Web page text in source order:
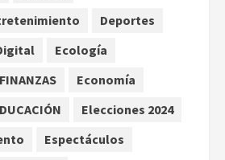
Declaran accidental la
muerte de Brandon Clarke
cocaína
agosto 8, 2026
Deportes
Ecología
Economía
Elecciones 2024
Espectáculos